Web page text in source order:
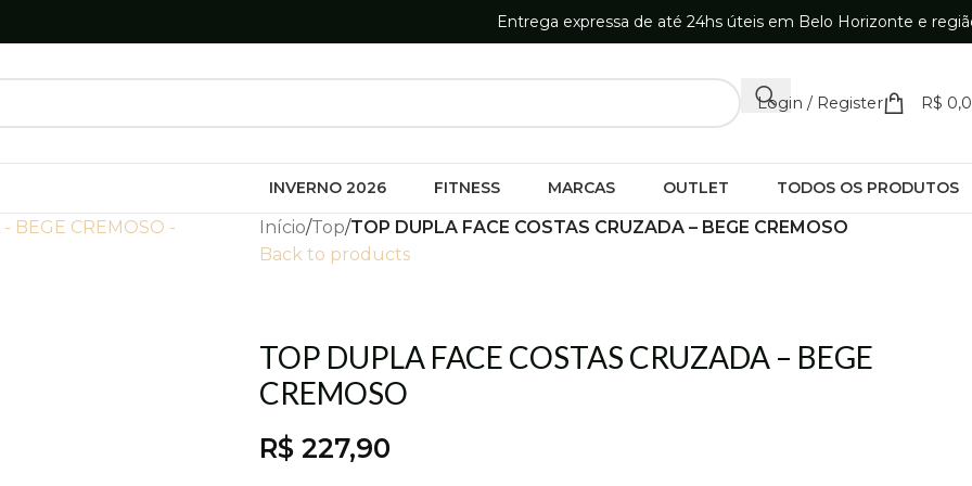
Entrega expressa de até 24hs úteis em Belo Horizonte e
Login / Register R$
INVERNO 2026 FITNESS MARCAS OUTLET TODOS OS PRODUTOS
Início/Top/TOP DUPLA FACE COSTAS CRUZADA – BEGE CREMOSO
Back to products
TOP DUPLA FACE COSTAS CRUZADA – BEGE
CREMOSO
R$ 227,90